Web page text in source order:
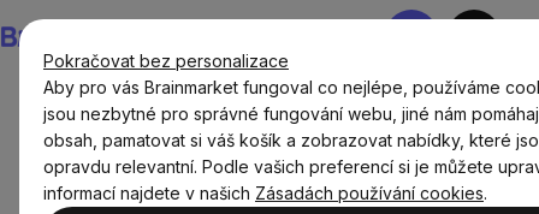
Pokračovat bez personalizace
Aby pro vás Brainmarket fungoval co nejlépe, používáme
jsou nezbytné pro správné fungování webu, jiné nám
obsah, pamatovat si váš košík a zobrazovat nabídky, které
opravdu relevantní. Podle vašich preferencí si je můžete
informací najdete v našich Zásadách používání cookies.
na
obsah
Nákupní
Doplňky stravy a výživa
Vitamíny a multivitamíny
Vitamín B